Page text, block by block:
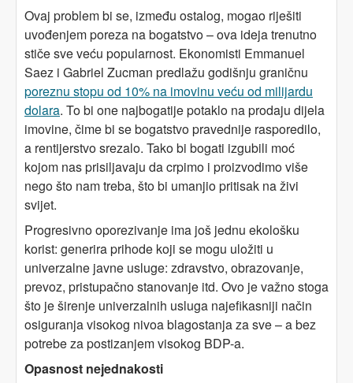
Ovaj problem bi se, između ostalog, mogao riješiti
uvođenjem poreza na bogatstvo – ova ideja trenutno
stiče sve veću popularnost. Ekonomisti Emmanuel
Saez i Gabriel Zucman predlažu godišnju graničnu
poreznu stopu od 10% na imovinu veću od milijardu
dolara. To bi one najbogatije potaklo na prodaju dijela
imovine, čime bi se bogatstvo pravednije rasporedilo,
a rentijerstvo srezalo. Tako bi bogati izgubili moć
kojom nas prisiljavaju da crpimo i proizvodimo više
nego što nam treba, što bi umanjio pritisak na živi
svijet.
Progresivno oporezivanje ima još jednu ekološku
korist: generira prihode koji se mogu uložiti u
univerzalne javne usluge: zdravstvo, obrazovanje,
prevoz, pristupačno stanovanje itd. Ovo je važno stoga
što je širenje univerzalnih usluga najefikasniji način
osiguranja visokog nivoa blagostanja za sve – a bez
potrebe za postizanjem visokog BDP-a.
Opasnost nejednakosti